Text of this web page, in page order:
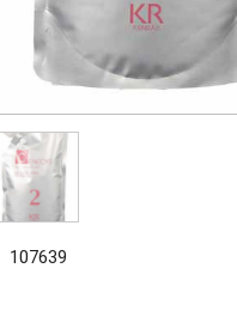
107639